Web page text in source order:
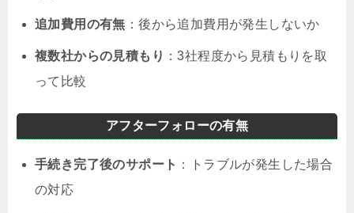
追加費用の有無 ：後から追加費用が発生しないか
複数社からの見積もり ：3社程度から見積もりを取
って比較
アフターフォローの有無
手続き完了後のサポート ：トラブルが発生した場合
の対応